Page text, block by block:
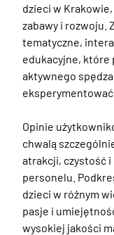
dzieci w
zabawy i rozwoju.
tematyczne,
edukacyjne, które
aktywnego
eksperymentować
Opinie
chwalą
atrakcji, czystość i
personelu.
dzieci w różnym
pasje i
wysokiej jakości